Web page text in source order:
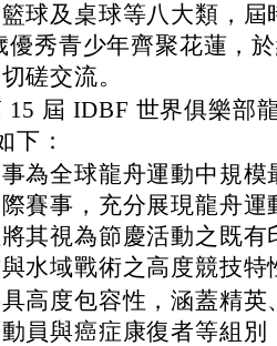
球及桌球等八大類，
優秀青少年齊聚花蓮，
磋交流。
15 屆 IDBF 世界俱樂部
下：
為全球龍舟運動中規
賽事，充分展現龍舟
其視為節慶活動之既
水域戰術之高度競技特
高度包容性，涵蓋精
員與癌症康復者等組